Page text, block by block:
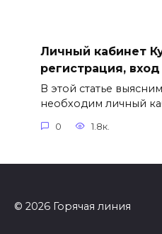
Личный кабинет
регистрация, вход
В этой статье
необходим личный
0 1.8к.
© 2026 Горячая линия